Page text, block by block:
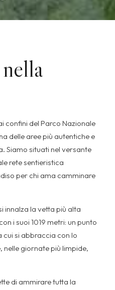
confini del Parco Nazionale
delle aree più autentiche e
Siamo situati nel versante
rete sentieristica
per chi ama camminare
innalza la vetta più alta
i suoi 1019 metri: un punto
si abbraccia con lo
nelle giornate più limpide,
di ammirare tutta la